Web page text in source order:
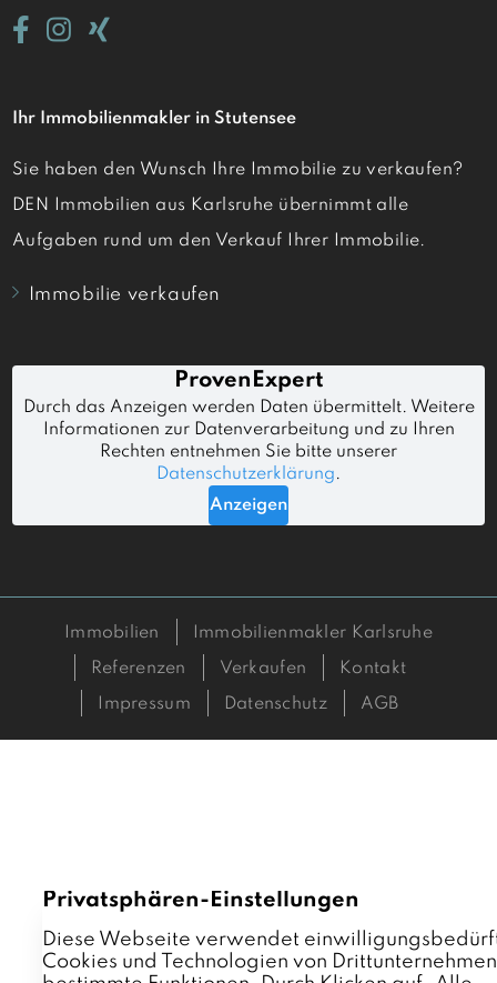
Ihr Immobilienmakler in Stutensee
Sie haben den Wunsch Ihre Immobilie zu verkaufen?
DEN Immobilien aus Karlsruhe übernimmt alle
Aufgaben rund um den Verkauf Ihrer Immobilie.
Immobilie verkaufen
Immobilien
Immobilienmakler Karlsruhe
Referenzen
Verkaufen
Kontakt
Impressum
Datenschutz AGB